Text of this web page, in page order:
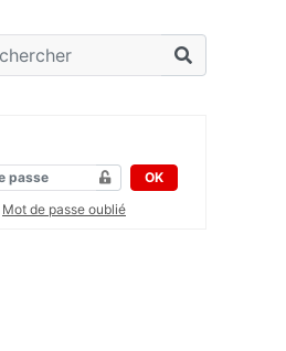
OK
Mot de passe oublié